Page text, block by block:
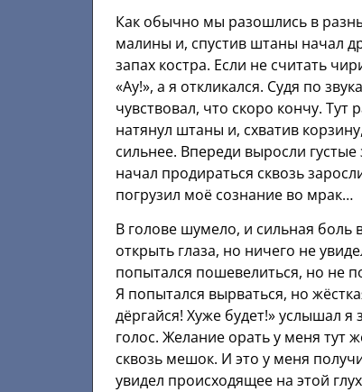
Как обычно мы разошлись в
малины и, спустив штаны начал
запах костра. Если не считать
«Ау!», а я откликался. Судя по
чувствовал, что скоро кончу.
натянул штаны и, схватив
сильнее. Впереди выросли густые
начал продираться сквозь
погрузил моё сознание во мрак…
В голове шумело, и сильная
открыть глаза, но ничего не
попытался пошевелиться, но не
Я попытался вырваться, но
дёргайся! Хуже будет!» услышал
голос. Желание орать у меня тут
сквозь мешок. И это у меня
увидел происходящее на этой